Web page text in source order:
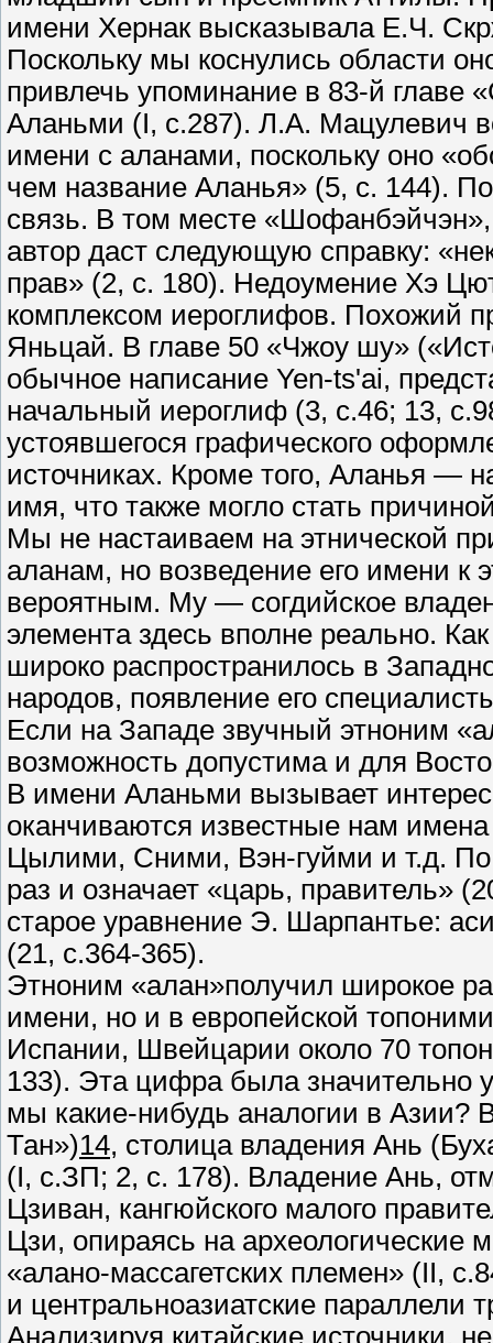
имени Хернак высказывала Е.Ч.
Поскольку мы коснулись области
привлечь упоминание в 83-й
Аланьми (I, с.287). Л.А. Мацулевич
имени с аланами, поскольку оно
чем название Аланья» (5, с. 144).
связь. В том месте «Шофанбэйчэн»,
автор даст следующую справку:
прав» (2, с. 180). Недоумение Хэ
комплексом иероглифов. Похожий
Яньцай. В главе 50 «Чжоу шу»
обычное написание Yen-ts'ai,
начальный иероглиф (3, с.46; 13,
устоявшегося графического
источниках. Кроме того, Аланья —
имя, что также могло стать
Мы не настаиваем на этнической
аланам, но возведение его имени к
вероятным. My — согдийское
элемента здесь вполне реально.
широко распространилось в
народов, появление его
Если на Западе звучный этноним
возможность допустима и для
В имени Аланьми вызывает
оканчиваются известные нам
Цылими, Сними, Вэн-гуйми и т.д.
раз и означает «царь, правитель»
старое уравнение Э. Шарпантье:
(21, с.364-365).
Этноним «алан»получил широкое
имени, но и в европейской
Испании, Швейцарии около 70
133). Эта цифра была значительно
мы какие-нибудь аналогии в Азии?
Тан»)14, столица владения Ань
(I, с.ЗП; 2, с. 178). Владение Ань,
Цзиван, кангюйского малого
Цзи, опираясь на
«алано-массагетских племен» (II,
и центральноазиатские параллели
Анализируя китайские источники,